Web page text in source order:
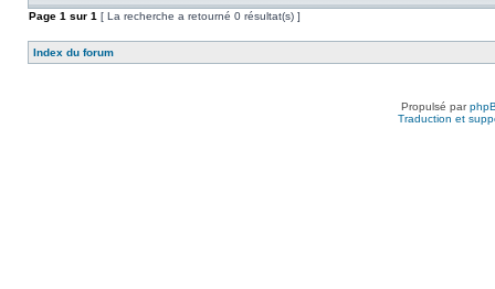
Page 1 sur 1 [ La recherche a retourné 0 résultat(s) ]
Index du forum
Propulsé par
Traduction et